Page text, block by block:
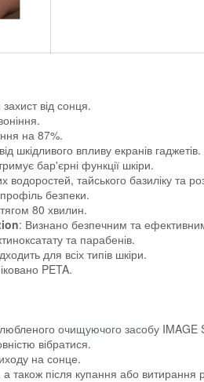
від сонця.
на 87%.
шкідливого впливу екранів гаджетів.
бар'єрні функції шкіри.
водоростей, тайського базиліку та
безпеки.
80 хвилин.
: Визнано безпечним та
та парабенів.
для всіх типів шкіри.
PETA.
очищуючого засобу IMAGE
вібратися.
на сонце.
також після купання або витирання